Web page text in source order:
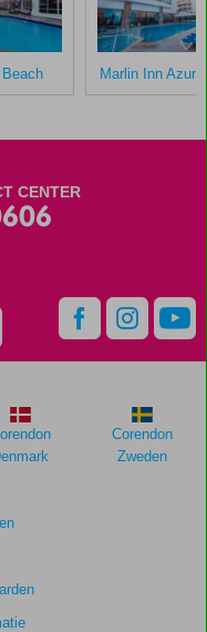
Marlin Inn Azur
CENTER
Corendon
Zweden